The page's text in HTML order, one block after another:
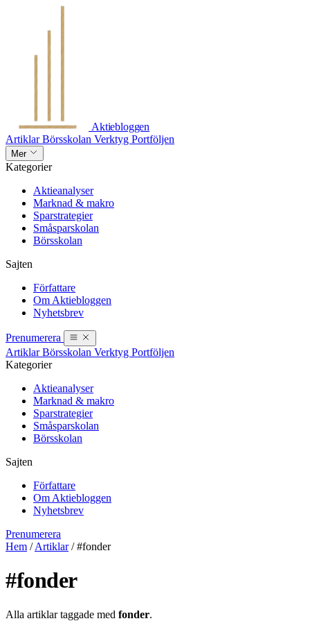
Aktiebloggen
ArtiklarBörsskolan Verktyg Portföljen
Mer
Kategorier
Aktieanalyser
Marknad & makro
Sparstrategier
Småsparskolan
Börsskolan
Sajten
Författare
Om Aktiebloggen
Nyhetsbrev
Prenumerera
ArtiklarBörsskolan Verktyg Portföljen
Kategorier
Aktieanalyser
Marknad & makro
Sparstrategier
Småsparskolan
Börsskolan
Sajten
Författare
Om Aktiebloggen
Nyhetsbrev
Prenumerera
Hem / Artiklar / #fonder
#fonder
Alla artiklar taggade med fonder.